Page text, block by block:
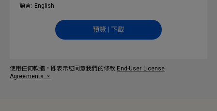
語言: English
預覽 | 下載
使用任何軟體，即表示您同意我們的條款 End-User License
Agreements 。